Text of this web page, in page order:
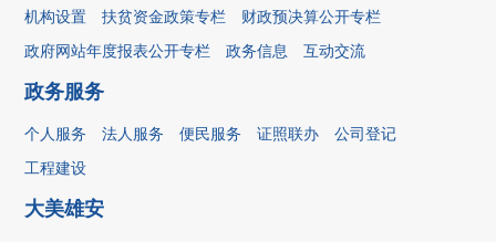
机构设置 扶贫资金政策专栏
财政预决算公开专栏
政府网站年度报表公开专栏
政务信息 互动交流
政务服务
个人服务 法人服务 便民服务 证照联办
公司登记
工程建设
大美雄安